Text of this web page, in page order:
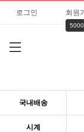
로그인 회원
국내배송
시계